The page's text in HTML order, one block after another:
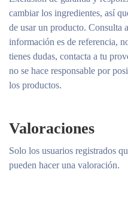
cambiar los ingredientes, así
de usar un producto. Consulta
información es de referencia,
tienes dudas, contacta a tu
no se hace responsable por
los productos.
Valoraciones
Solo los usuarios registrados
pueden hacer una valoración.